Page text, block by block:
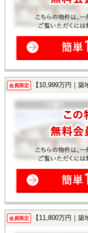
会員限定 【10,999万円｜築
会員限定 【11,800万円｜築